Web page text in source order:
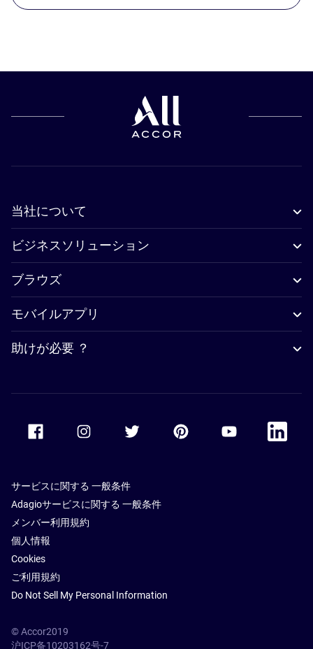
当社について
ビジネスソリューション
ブラウズ
モバイルアプリ
助けが必要 ？
Accor Facebook Accor TwitterAccor PinterestAccor Youtube
Accor
サービスに関する 一般条件
Adagioサービスに関する 一般条件
メンバー利用規約
個人情報
Cookies
ご利用規約
Do Not Sell My Personal Information
© Accor2019
沪ICP备10203162号-7